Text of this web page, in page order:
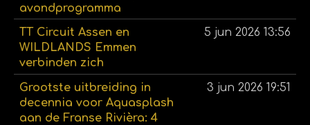
avondprogramma
TT Circuit Assen en
WILDLANDS Emmen
verbinden zich
5 jun 2026 13:56
Grootste uitbreiding in
decennia voor Aquasplash
aan de Franse Rivièra: 4
3 jun 2026 19:51